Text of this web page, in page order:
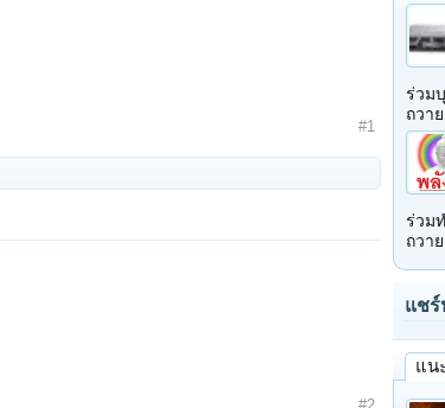
#1
ร่วม
ถวา
ร่วม
ถวา
แช
แน